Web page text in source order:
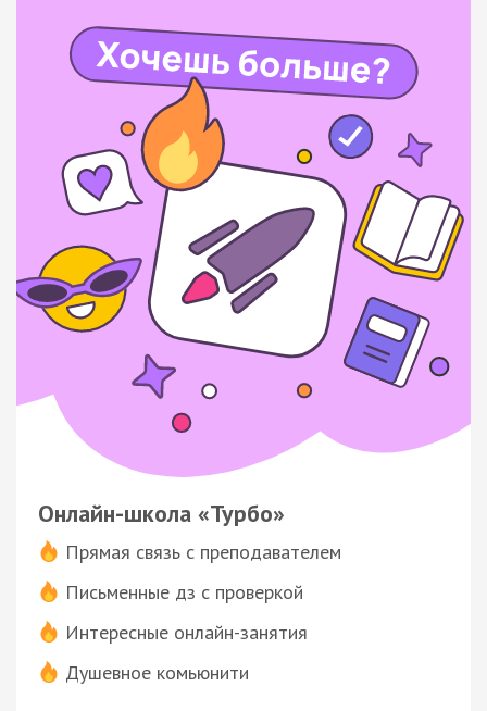
Онлайн-школа «Турбо»
Прямая связь с преподавателем
Письменные дз с проверкой
Интересные онлайн-занятия
Душевное комьюнити